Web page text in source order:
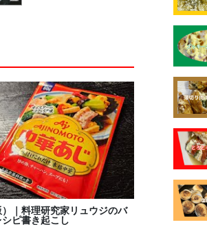
｜料理研究家リュウジのバ
ピ書き起こし